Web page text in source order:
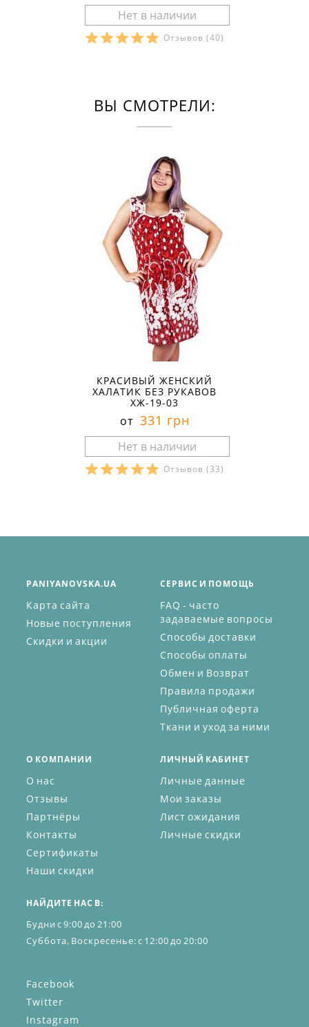
Отзывов (40)
ВЫ СМОТРЕЛИ:
КРАСИВЫЙ ЖЕНСКИЙ
ХАЛАТИК БЕЗ РУКАВОВ
ХЖ-19-03
от 331 грн
Отзывов (33)
PANIYANOVSKA.UA
Карта сайта
Новые поступления
Скидки и акции
СЕРВИС И ПОМОЩЬ
FAQ - часто
задаваемые вопросы
Способы доставки
Способы оплаты
Обмен и Возврат
Правила продажи
Публичная оферта
Ткани и уход за ними
О КОМПАНИИ
О нас
Отзывы
Партнёры
Контакты
Сертификаты
Наши скидки
ЛИЧНЫЙ КАБИНЕТ
Личные данные
Мои заказы
Лист ожидания
Личные скидки
НАЙДИТЕ НАС В:
Будни с 9:00 до 21:00
Суббота, Воскресенье: с 12:00 до 20:00
Facebook
Twitter
Instagram